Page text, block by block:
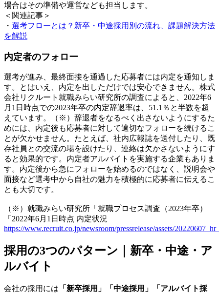
場合はその準備や運営なども担当します。
＜関連記事＞
・ 選考フローとは？新卒・中途採用別の流れ、課題解決方法
を解説
内定者のフォロー
選考が進み、最終面接を通過した応募者には内定を通知しま
す。とはいえ、内定を出しただけでは安心できません。株式
会社リクルート就職みらい研究所の調査によると、2022年6
月1日時点での2023年卒の内定辞退率は、51.1％と半数を超
えています。（※）辞退者をなるべく出さないようにするた
めには、内定後も応募者に対して適切なフォローを続けるこ
とが欠かせません。たとえば、社内広報誌を送付したり、既
存社員との交流の場を設けたり、連絡は欠かさないようにす
ると効果的です。内定者アルバイトを実施する企業もありま
す。内定後から急にフォローを始めるのではなく、説明会や
面接など選考中から自社の魅力を積極的に応募者に伝えるこ
とも大切です。
（※）就職みらい研究所「就職プロセス調査（2023年卒）
「2022年6月1日時点 内定状況
https://www.recruit.co.jp/newsroom/pressrelease/assets/
採用の3つのパターン｜新卒・中途・ア
ルバイト
会社の採用には 「新卒採用」「中途採用」「アルバイト採